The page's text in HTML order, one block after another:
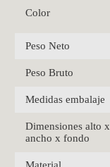
Color
Peso Neto
Peso Bruto
Medidas embalaje
Dimensiones alto x
ancho x fondo
Material